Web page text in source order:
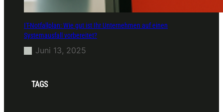
IT-Notfallplan: Wie gut ist Ihr Unternehmen auf einen
Systemausfall vorbereitet?
Juni 13, 2025
TAGS